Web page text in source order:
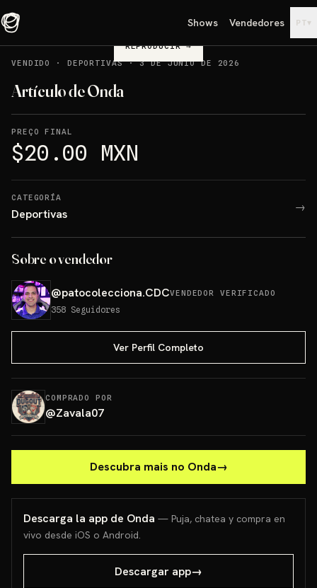
Shows Vendedores PT▾
REPRODUCIR→
VENDIDO
· DEPORTIVAS·3 DE JUNIO DE 2026
Artículo de Onda
PREÇO FINAL
$20.00 MXN
CATEGORÍA
Deportivas →
Sobre o vendedor
@patocolecciona.CDCVENDEDOR VERIFICADO
358 Seguidores
Ver Perfil Completo
COMPRADO POR
@Zavala07
Descubra mais no Onda→
Descarga la app de Onda — Puja, chatea y compra en
vivo desde iOS o Android.
Descargar app→